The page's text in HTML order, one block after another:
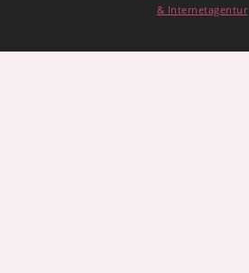
& Internetagentur